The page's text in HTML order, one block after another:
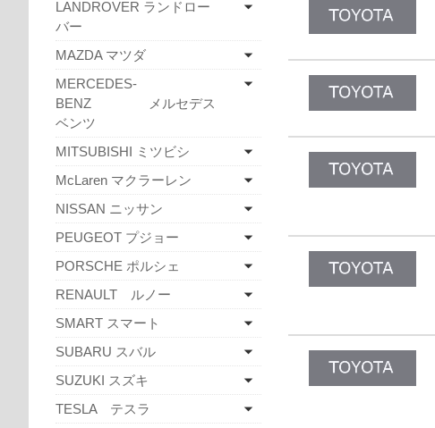
LANDROVER ランドロー
バー
MAZDA マツダ
MERCEDES-
BENZ メルセデス
ベンツ
MITSUBISHI ミツビシ
McLaren マクラーレン
NISSAN ニッサン
PEUGEOT プジョー
PORSCHE ポルシェ
RENAULT ルノー
SMART スマート
SUBARU スバル
SUZUKI スズキ
TESLA テスラ